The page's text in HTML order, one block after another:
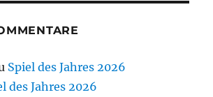
Spiel des Jahres 2026
des Jahres 2026